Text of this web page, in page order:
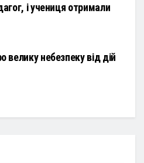
і учениця отримали
велику небезпеку від дій